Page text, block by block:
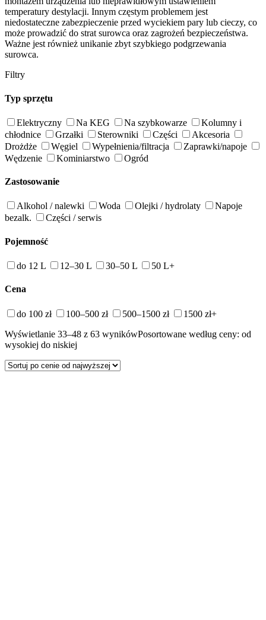
temperatury destylacji. Innym częstym problemem jest
niedostateczne zabezpieczenie przed wyciekiem pary lub cieczy, co
może prowadzić do strat surowca oraz zagrożeń bezpieczeństwa.
Ważne jest również unikanie zbyt szybkiego podgrzewania
surowca.
Filtry
Typ sprzętu
Elektryczny Na KEG Na szybkowarze
Kolumny i
chłodnice
Grzałki Sterowniki Części
Akcesoria
Drożdże
Węgiel Wypełnienia/filtracja
Zaprawki/napoje
Wędzenie
Kominiarstwo Ogród
Zastosowanie
Alkohol / nalewki Woda Olejki / hydrolaty
Napoje
bezalk.
Części / serwis
Pojemność
do 12 L 12–30 L 30–50 L 50 L+
Cena
do 100 zł 100–500 zł 500–1500 zł
1500 zł+
Wyświetlanie 33–48 z 63 wynikówPosortowane według ceny: od
wysokiej do niskiej